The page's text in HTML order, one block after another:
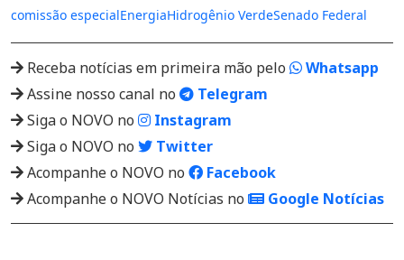
comissão especialEnergiaHidrogênio VerdeSenado Federal
Receba notícias em primeira mão pelo
Whatsapp
Assine nosso canal no
Telegram
Siga o NOVO no
Instagram
Siga o NOVO no
Twitter
Acompanhe o NOVO no
Facebook
Acompanhe o NOVO Notícias no
Google Notícias